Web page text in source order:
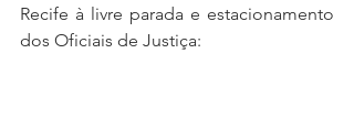
Recife à livre parada e estacionamento
dos Oficiais de Justiça: